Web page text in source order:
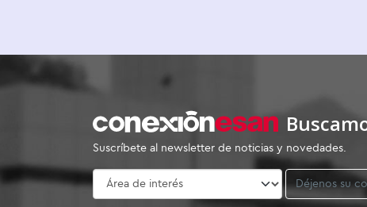
Suscríbete al newsletter de noticias y novedades.